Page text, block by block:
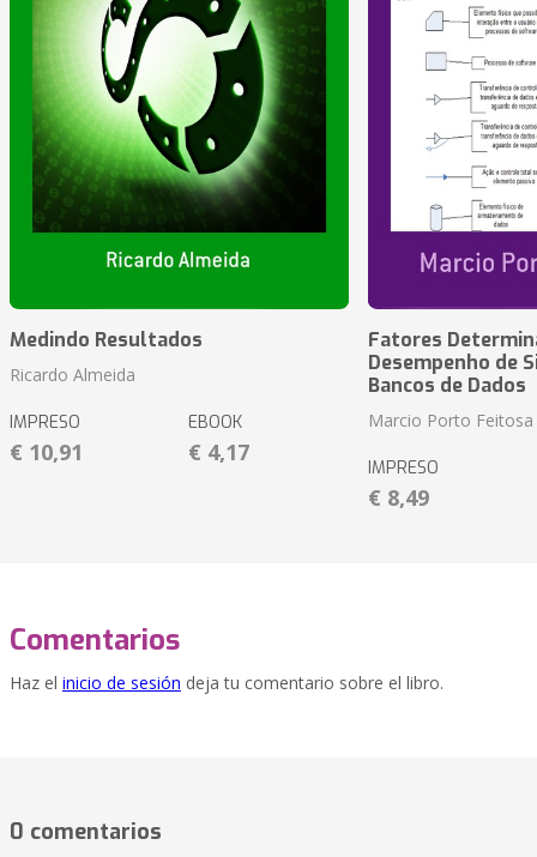
Medindo Resultados
Ricardo Almeida
IMPRESO
€ 10,91
EBOOK
€ 4,17
Fatores
Desempenho de
Bancos de Dados
Marcio Porto Feitosa
IMPRESO
€ 8,49
Comentarios
Haz el inicio de sesión deja tu comentario sobre el libro.
0 comentarios